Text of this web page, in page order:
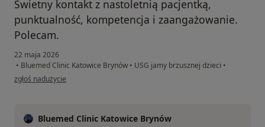
Świetny kontakt z nastoletnią pacjentką,
punktualność, kompetencja i zaangażowanie.
Polecam.
22 maja 2026
• Bluemed Clinic Katowice Brynów • USG jamy brzusznej dzieci •
w opinii użytkownika BMF
zgłoś nadużycie
Bluemed Clinic Katowice Brynów